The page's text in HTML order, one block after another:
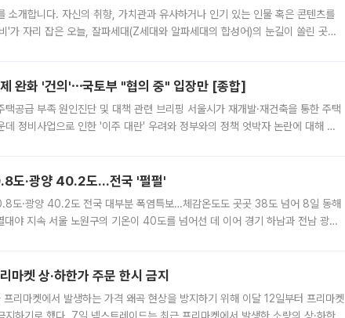
소개합니다. 자신의 취향, 가치관과 유사하거나 인기 있는 인물 혹은 콘텐츠를
가 자리 잡은 오늘, 잘파세대(Z세대와 알파세대의 합성어)의 눈길이 쏠린 곳은
완화 '건의'⋯국토부 "협의 중" 입장만 [종합]
택공급 부족 원인진단 및 대책 관련 브리핑 서울시가 재개발·재건축을 통한 주택
정비사업으로 인한 '이주 대란' 우려와 정부와의 정책 엇박자 논란에 대해 정
도·광양 40.2도…전국 '펄펄'
도·광양 40.2도 전국 대부분 폭염특보…체감온도도 곳곳 38도 넘어 8일 동해
대야 지속 서울 노원구의 기온이 40도를 넘어선 데 이어 경기 하남과 전남 광양
마켓 상·하한가 주문 한시 금지
리마켓에서 발생하는 가격 왜곡 현상을 방지하기 위해 이달 12일부터 프리마켓